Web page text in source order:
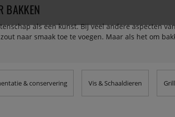
BAKKEN
als een kunst. Bij veel andere aspecten
naar smaak toe te voegen. Maar als het om
iets dat gist, moeten tijd en kamertemperatuur
& conservering Vis & Schaaldieren